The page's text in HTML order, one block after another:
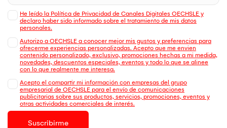
He leído la Política de Privacidad de Canales Digitales OECHSLE y
declaro haber sido informado sobre el tratamiento de mis datos
personales.
Autorizo a OECHSLE a conocer mejor mis gustos y preferencias para
ofrecerme experiencias personalizadas. Acepto que me envien
contenido personalizado, exclusivo, promociones hechas a mi medida,
novedades, descuentos especiales, eventos y todo lo que se alinee
con lo que realmente me interesa.
Acepto el compartir mi información con empresas del grupo
empresarial de OECHSLE para el envío de comunicaciones
publicitarias sobre sus productos, servicios, promociones, eventos y
otras actividades comerciales de interés.
Suscribirme